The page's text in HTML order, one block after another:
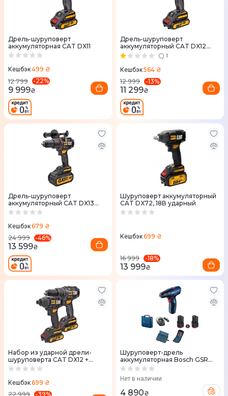
Дрель-шуруповерт
аккумуляторная CAT DX11
Кешбэк499 ₴
12 799
-22%
9 999₴
Дрель-шуруповерт
аккумуляторный CAT DX12
ударный
1
Кешбэк564 ₴
12 999
-13%
11 299₴
Дрель-шуруповерт
аккумуляторный CAT DX13
ударный
Кешбэк679 ₴
24 999
-46%
13 599₴
Шуруповерт аккумуляторный
CAT DX72, 18В ударный
Кешбэк699 ₴
16 999 -18%
13 999₴
Набор из ударной дрели-
шуруповерта CAT DX12 +
ударный шуруповерт DX71
Кешбэк699 ₴
22 999
-39%
Шуруповерт-дрель
аккумуляторная Bosch GSR
120-Li 12V АКБ 2x2Aч и ЗУ +
0.601.9G8.002
Нет в наличии
4 890₴